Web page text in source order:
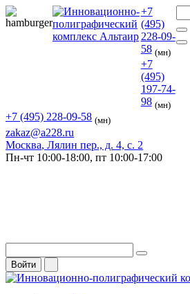
+7
(495)
228-09-
58 (мн)
+7
(495)
197-74-
98 (мн)
+7 (495) 228-09-58 (мн)
zakaz@a228.ru
Москва, Лялин пер., д. 4, с. 2
Пн-чт 10:00-18:00, пт 10:00-17:00
Войти